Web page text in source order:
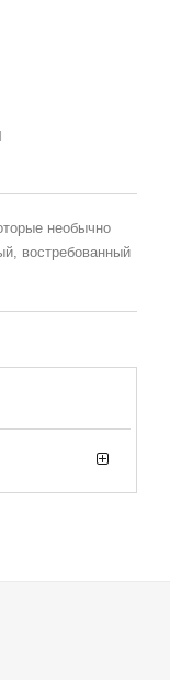
необычно
востребованный